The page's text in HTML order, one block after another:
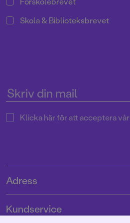
Skola & Biblioteksbrevet
Klicka här för att acceptera vår
Adress
Kundservice